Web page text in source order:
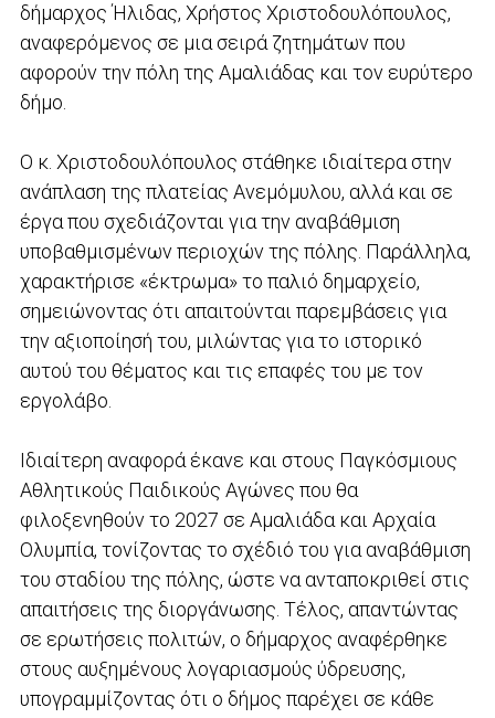
δήμαρχος Ήλιδας, Χρήστος Χριστοδουλόπουλος,
αναφερόμενος σε μια σειρά ζητημάτων που
αφορούν την πόλη της Αμαλιάδας και τον ευρύτερο
δήμο.
Ο κ. Χριστοδουλόπουλος στάθηκε ιδιαίτερα στην
ανάπλαση της πλατείας Ανεμόμυλου, αλλά και σε
έργα που σχεδιάζονται για την αναβάθμιση
υποβαθμισμένων περιοχών της πόλης. Παράλληλα,
χαρακτήρισε «έκτρωμα» το παλιό δημαρχείο,
σημειώνοντας ότι απαιτούνται παρεμβάσεις για
την αξιοποίησή του, μιλώντας για το ιστορικό
αυτού του θέματος και τις επαφές του με τον
εργολάβο.
Ιδιαίτερη αναφορά έκανε και στους Παγκόσμιους
Αθλητικούς Παιδικούς Αγώνες που θα
φιλοξενηθούν το 2027 σε Αμαλιάδα και Αρχαία
Ολυμπία, τονίζοντας το σχέδιό του για αναβάθμιση
του σταδίου της πόλης, ώστε να ανταποκριθεί στις
απαιτήσεις της διοργάνωσης. Τέλος, απαντώντας
σε ερωτήσεις πολιτών, ο δήμαρχος αναφέρθηκε
στους αυξημένους λογαριασμούς ύδρευσης,
υπογραμμίζοντας ότι ο δήμος παρέχει σε κάθε